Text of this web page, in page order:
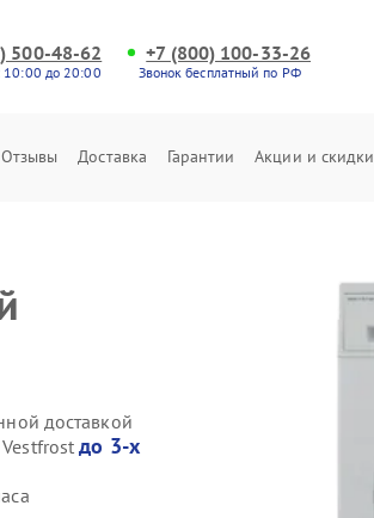
500-48-62
10:00 до 20:00
+7 (800) 100-33-26
Звонок бесплатный по РФ
Отзывы Доставка Гарантии Акции и скидки
доставкой
Vestfrostдо 3-х